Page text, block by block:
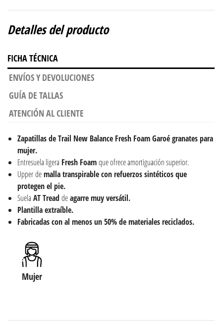
Detalles del producto
FICHA TÉCNICA
ENVÍOS Y DEVOLUCIONES
GUÍA DE TALLAS
ATENCIÓN AL CLIENTE
Zapatillas de Trail New Balance Fresh Foam Garoé granates para
mujer.
Entresuela ligera Fresh Foamque ofrece amortiguación superior.
Upper demalla transpirable con refuerzos sintéticos que
protegen el pie.
Suela AT Tread deagarre muy versátil.
Plantilla extraíble.
Fabricadas con al menos un 50% de materiales reciclados.
Mujer